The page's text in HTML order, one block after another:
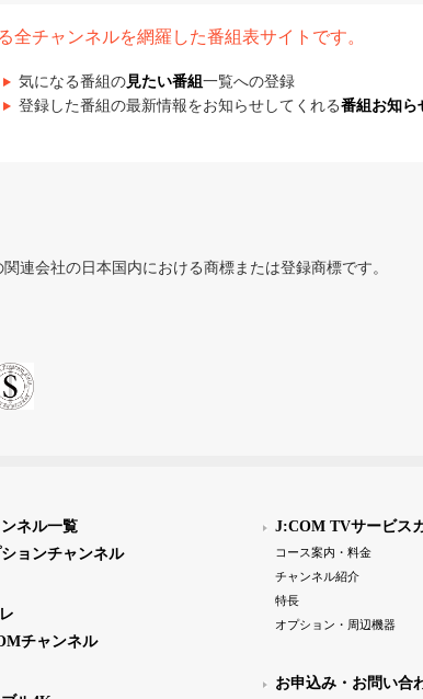
全チャンネルを網羅した番組表サイトです。
気になる番組の見たい番組 一覧への登録
登録した番組の最新情報をお知らせしてくれる番組お知ら
連会社の日本国内における商標または登録商標です。
ネル一覧
ョンチャンネル
チャンネル
J:COM TVサービス
コース案内・料金
チャンネル紹介
特長
オプション・周辺機器
お申込み・お問い合